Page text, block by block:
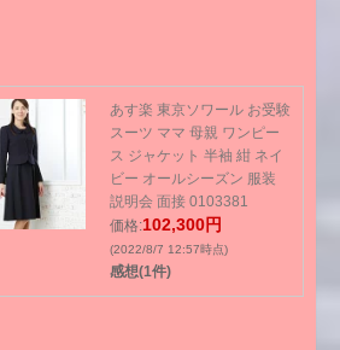
あす楽 東京ソワール お受験
スーツ ママ 母親 ワンピー
ス ジャケット 半袖 紺 ネイ
ビー オールシーズン 服装
説明会 面接 0103381
価格:102,300円
(2022/8/7 12:57時点)
感想(1件)